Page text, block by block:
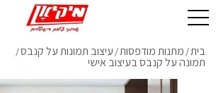
בית/ מתנות מודפסות/ עיצוב תמונות על קנבס/
תמונה על קנבס בעיצוב אישי